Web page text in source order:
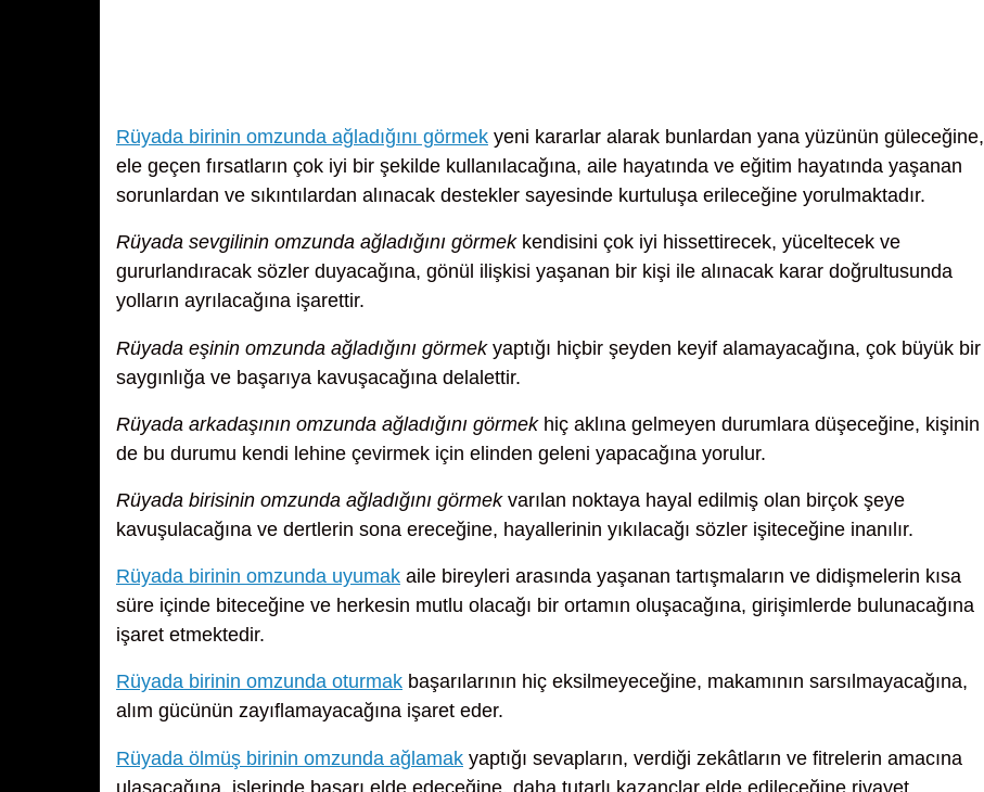
Rüyada birinin omzunda ağladığını görmek yeni kararlar alarak bunlardan yana yüzünün güleceğine,
ele geçen fırsatların çok iyi bir şekilde kullanılacağına, aile hayatında ve eğitim hayatında yaşanan
sorunlardan ve sıkıntılardan alınacak destekler sayesinde kurtuluşa erileceğine yorulmaktadır.
Rüyada sevgilinin omzunda ağladığını görmekkendisini çok iyi hissettirecek, yüceltecek ve
gururlandıracak sözler duyacağına, gönül ilişkisi yaşanan bir kişi ile alınacak karar doğrultusunda
yolların ayrılacağına işarettir.
Rüyada eşinin omzunda ağladığını görmekyaptığı hiçbir şeyden keyif alamayacağına, çok büyük bir
saygınlığa ve başarıya kavuşacağına delalettir.
Rüyada arkadaşının omzunda ağladığını görmekhiç aklına gelmeyen durumlara düşeceğine, kişinin
de bu durumu kendi lehine çevirmek için elinden geleni yapacağına yorulur.
Rüyada birisinin omzunda ağladığını görmekvarılan noktaya hayal edilmiş olan birçok şeye
kavuşulacağına ve dertlerin sona ereceğine, hayallerinin yıkılacağı sözler işiteceğine inanılır.
Rüyada birinin omzunda uyumak aile bireyleri arasında yaşanan tartışmaların ve didişmelerin kısa
süre içinde biteceğine ve herkesin mutlu olacağı bir ortamın oluşacağına, girişimlerde bulunacağına
işaret etmektedir.
Rüyada birinin omzunda oturmak başarılarının hiç eksilmeyeceğine, makamının sarsılmayacağına,
alım gücünün zayıflamayacağına işaret eder.
Rüyada ölmüş birinin omzunda ağlamak yaptığı sevapların, verdiği zekâtların ve fitrelerin amacına
ulaşacağına, işlerinde başarı elde edeceğine, daha tutarlı kazançlar elde edileceğine rivayet